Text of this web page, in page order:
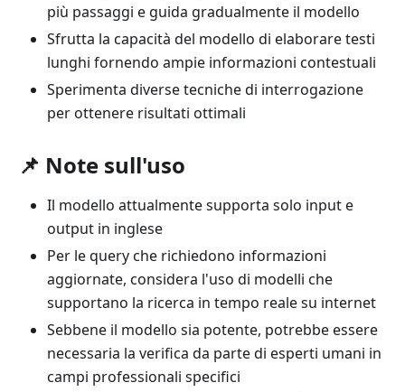
più passaggi e guida gradualmente il modello
Sfrutta la capacità del modello di elaborare testi
lunghi fornendo ampie informazioni contestuali
Sperimenta diverse tecniche di interrogazione
per ottenere risultati ottimali
📌 Note sull'uso
Il modello attualmente supporta solo input e
output in inglese
Per le query che richiedono informazioni
aggiornate, considera l'uso di modelli che
supportano la ricerca in tempo reale su internet
Sebbene il modello sia potente, potrebbe essere
necessaria la verifica da parte di esperti umani in
campi professionali specifici